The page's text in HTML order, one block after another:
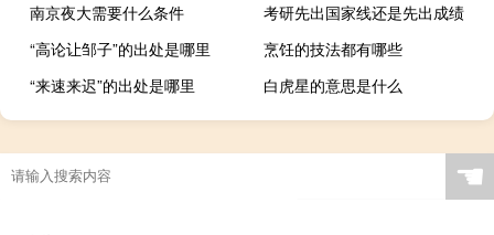
南京夜大需要什么条件
考研先出国家线还是先出成绩
“高论让邹子”的出处是哪里
烹饪的技法都有哪些
“来速来迟”的出处是哪里
白虎星的意思是什么
☚